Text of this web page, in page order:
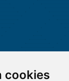
cookies